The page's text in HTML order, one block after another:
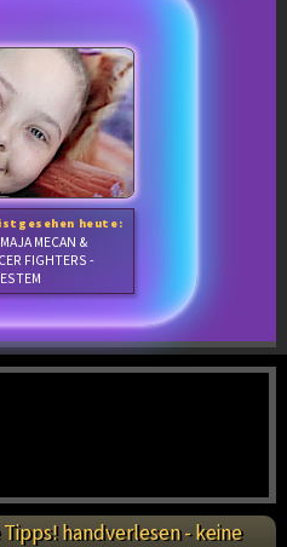
heute:
MECAN &
FIGHTERS -
handverlesen - keine